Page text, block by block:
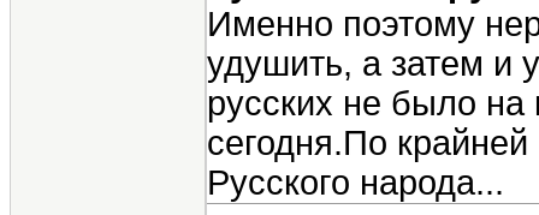
Именно поэтому
удушить, а затем и
русских не было на
сегодня.По
Русского народа...